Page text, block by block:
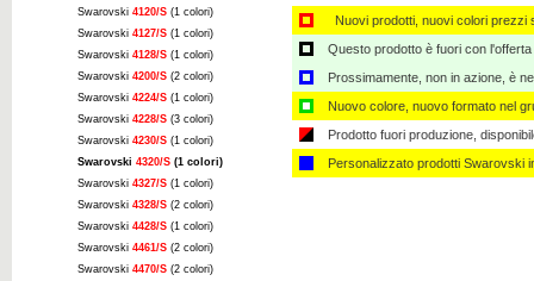
Swarovski 4120/S (1 colori)
Swarovski 4127/S (1 colori)
Swarovski 4128/S (1 colori)
Swarovski 4200/S (2 colori)
Swarovski 4224/S (1 colori)
Swarovski 4228/S (3 colori)
Swarovski 4230/S (1 colori)
Swarovski 4320/S (1 colori)
Swarovski 4327/S (1 colori)
Swarovski 4328/S (2 colori)
Swarovski 4428/S (1 colori)
Swarovski 4461/S (2 colori)
Swarovski 4470/S (2 colori)
Nuovi prodotti, nuovi colori prezzi
Questo prodotto è fuori con
Prossimamente, non in azione, è
Nuovo colore, nuovo formato nel
Prodotto fuori produzione,
Personalizzato ​​prodotti Swarovski